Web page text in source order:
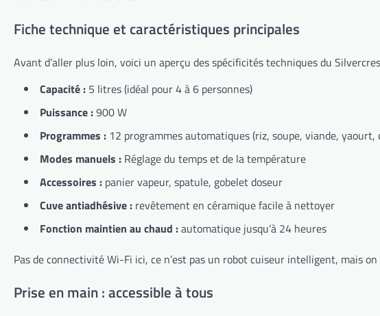
Fiche technique et caractéristiques principales
Avant d’aller plus loin, voici un aperçu des spécificités techniques du
Capacité : 5 litres (idéal pour 4 à 6 personnes)
Puissance :900 W
Programmes : 12 programmes automatiques (riz, soupe, viande, yaourt,
Modes manuels : Réglage du temps et de la température
Accessoires : panier vapeur, spatule, gobelet doseur
Cuve antiadhésive : revêtement en céramique facile à nettoyer
Fonction maintien au chaud :automatique jusqu’à 24 heures
Pas de connectivité Wi-Fi ici, ce n’est pas un robot cuiseur intelligent, mais
Prise en main : accessible à tous